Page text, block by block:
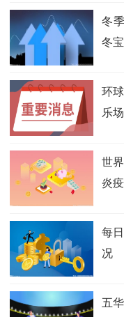
冬
冬
环
乐
世
炎
每
况
五